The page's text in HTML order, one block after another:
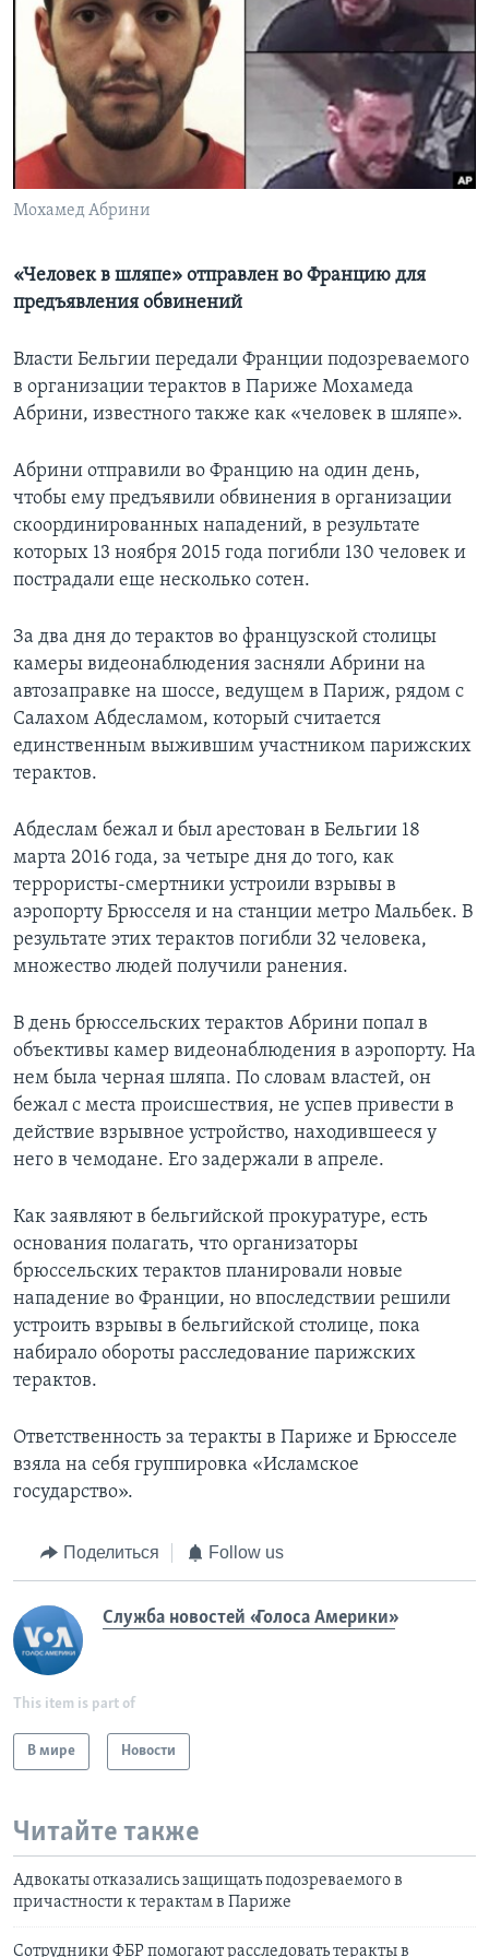
Learning English
СОЦИАЛЬНЫЕ СЕТИ
Языки
Мохамед Абрини
«Человек в шляпе» отправлен во Францию для
предъявления обвинений
Власти Бельгии передали Франции подозреваемого
в организации терактов в Париже Мохамеда
Абрини, известного также как «человек в шляпе».
Абрини отправили во Францию на один день,
чтобы ему предъявили обвинения в организации
скоординированных нападений, в результате
которых 13 ноября 2015 года погибли 130 человек и
пострадали еще несколько сотен.
За два дня до терактов во французской столицы
камеры видеонаблюдения засняли Абрини на
автозаправке на шоссе, ведущем в Париж, рядом с
Салахом Абдесламом, который считается
единственным выжившим участником парижских
терактов.
Абдеслам бежал и был арестован в Бельгии 18
марта 2016 года, за четыре дня до того, как
террористы-смертники устроили взрывы в
аэропорту Брюсселя и на станции метро Мальбек. В
результате этих терактов погибли 32 человека,
множество людей получили ранения.
В день брюссельских терактов Абрини попал в
объективы камер видеонаблюдения в аэропорту. На
нем была черная шляпа. По словам властей, он
бежал с места происшествия, не успев привести в
действие взрывное устройство, находившееся у
него в чемодане. Его задержали в апреле.
Как заявляют в бельгийской прокуратуре, есть
основания полагать, что организаторы
брюссельских терактов планировали новые
нападение во Франции, но впоследствии решили
устроить взрывы в бельгийской столице, пока
набирало обороты расследование парижских
терактов.
Ответственность за теракты в Париже и Брюсселе
взяла на себя группировка «Исламское
государство».
Поделиться Follow us
Служба новостей «Голоса Америки»
This item is part of
В мире Новости
Читайте также
Адвокаты отказались защищать подозреваемого в
причастности к терактам в Париже
Сотрудники ФБР помогают расследовать теракты в